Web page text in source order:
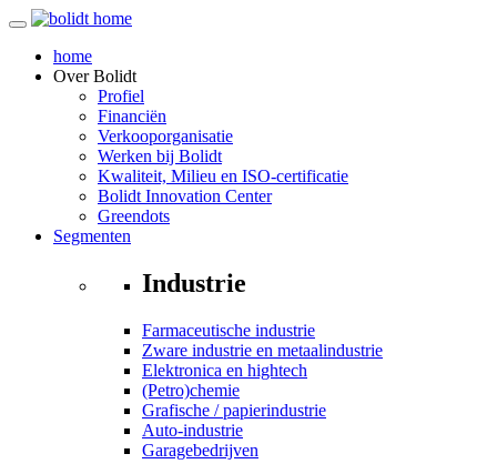
home
OverBolidt
Profiel
Financiën
Verkooporganisatie
Werken bij Bolidt
Kwaliteit, Milieu en ISO-certificatie
Bolidt Innovation Center
Greendots
Segmenten
Industrie
Farmaceutische industrie
Zware industrie en metaalindustrie
Elektronica en hightech
(Petro)chemie
Grafische / papierindustrie
Auto-industrie
Garagebedrijven